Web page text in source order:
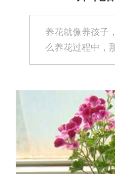
养花就像养孩子
么养花过程中，